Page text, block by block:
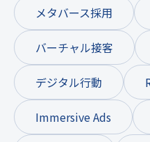
メタバース採用
バーチャル接客
デジタル行動
Immersive Ads